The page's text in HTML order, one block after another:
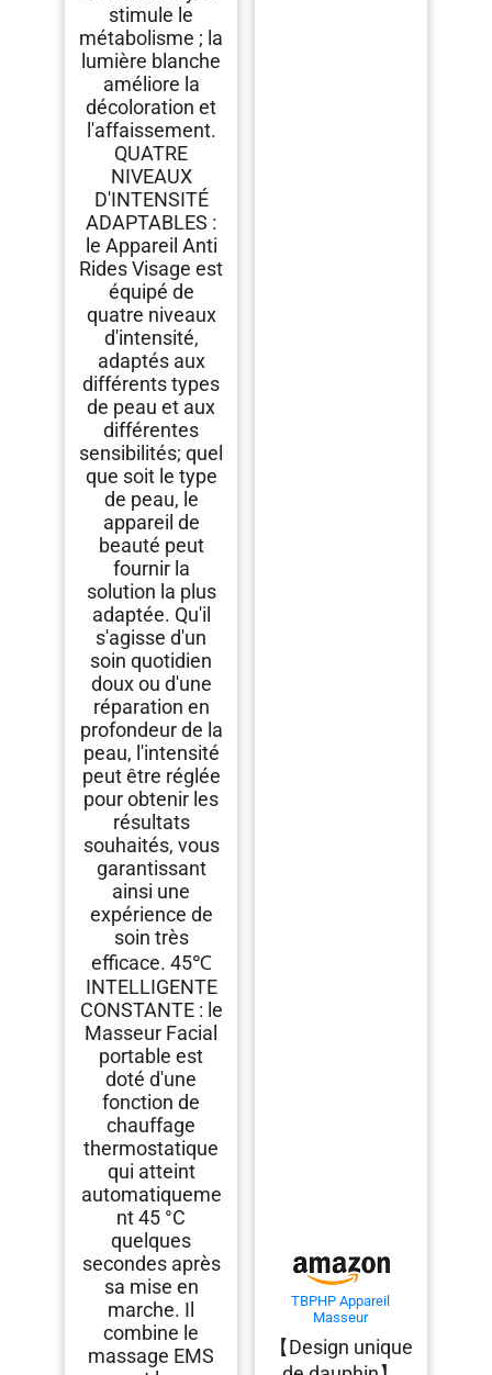
stimule le
métabolisme ; la
lumière blanche
améliore la
décoloration et
l'affaissement.
QUATRE
NIVEAUX
D'INTENSITÉ
ADAPTABLES :
le Appareil Anti
Rides Visage est
équipé de
quatre niveaux
d'intensité,
adaptés aux
différents types
de peau et aux
différentes
sensibilités; quel
que soit le type
de peau, le
appareil de
beauté peut
fournir la
solution la plus
adaptée. Qu'il
s'agisse d'un
soin quotidien
doux ou d'une
réparation en
profondeur de la
peau, l'intensité
peut être réglée
pour obtenir les
résultats
souhaités, vous
garantissant
ainsi une
expérience de
soin très
efficace. 45℃
INTELLIGENTE
CONSTANTE : le
Masseur Facial
portable est
doté d'une
fonction de
chauffage
thermostatique
qui atteint
automatiqueme
nt 45 °C
quelques
secondes après
sa mise en
marche. Il
combine le
massage EMS
TBPHP Appareil
Masseur
Appareils Lifting
Massage
【Design unique